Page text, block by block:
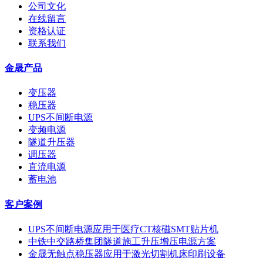
公司文化
在线留言
资格认证
联系我们
金晟产品
变压器
稳压器
UPS不间断电源
变频电源
隧道升压器
调压器
直流电源
蓄电池
客户案例
UPS不间断电源应用于医疗CT核磁SMT贴片机
中铁中交路桥集团隧道施工升压增压电源方案
金晟无触点稳压器应用于激光切割机床印刷设备